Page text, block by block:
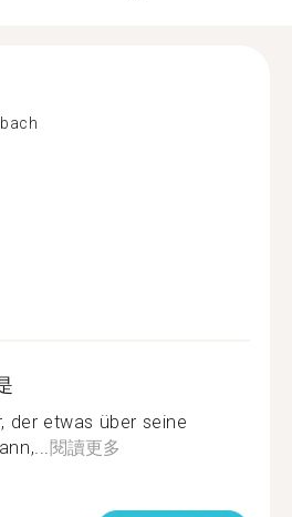
der etwas über seine
閱讀更多